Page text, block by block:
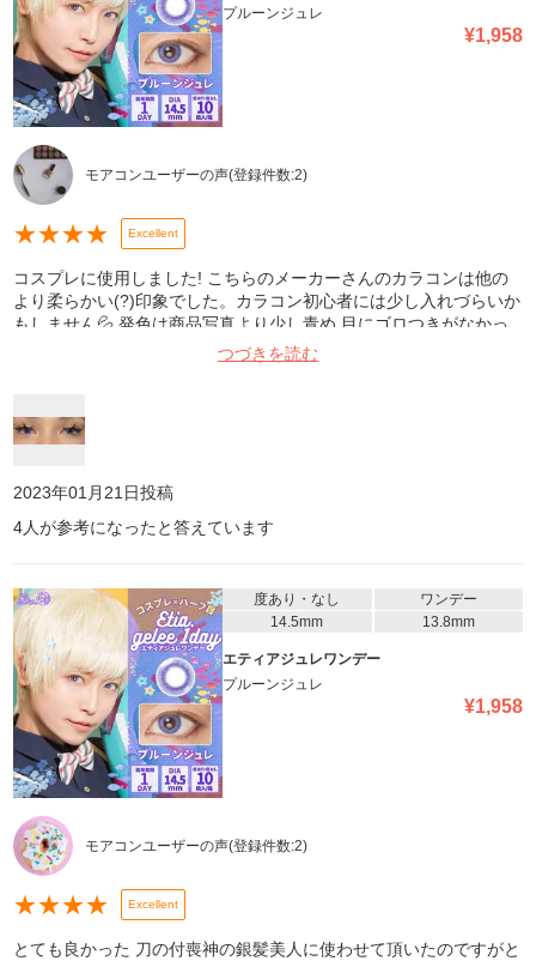
プルーンジュレ
¥1,958
モアコンユーザーの声(登録件数:2)
★★★★ Excellent
コスプレに使用しました! こちらのメーカーさんのカラコンは他の
より柔らかい(?)印象でした。カラコン初心者には少し入れづらいか
もしません💦 発色は商品写真より少し青め 目にゴロつきがなかっ
たので長時間の撮影でも大丈夫でした!
つづきを読む
2023年01月21日投稿
4人が参考になったと答えています
度あり・なし
ワンデー
14.5mm
13.8mm
エティアジュレワンデー
プルーンジュレ
¥1,958
モアコンユーザーの声(登録件数:2)
★★★★ Excellent
とても良かった 刀の付喪神の銀髪美人に使わせて頂いたのですがと